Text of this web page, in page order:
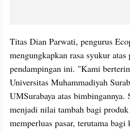
Titas Dian Parwati, pengurus
mengungkapkan rasa syukur atas
pendampingan ini. "Kami
Universitas Muhammadiyah
UMSurabaya atas
menjadi nilai tambah bagi
memperluas pasar, terutama